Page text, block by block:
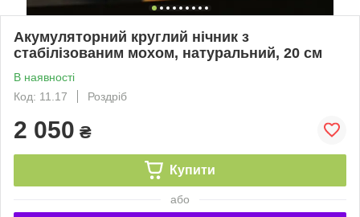
Акумуляторний круглий нічник з
стабілізованим мохом, натуральний, 20 см
В наявності
Код: 11.17
Роздріб
2 050 ₴
Купити
або